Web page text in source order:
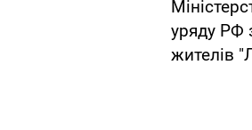
уряду РФ
жителів